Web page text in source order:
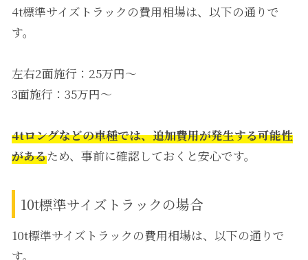
4t標準サイズトラックの費用相場は、以下の通りで
す。
左右2面施行：25万円～
3面施行：35万円～
4tロングなどの車種では、追加費用が発生する可能性
があるため、事前に確認しておくと安心です。
10t標準サイズトラックの場合
10t標準サイズトラックの費用相場は、以下の通りで
す。